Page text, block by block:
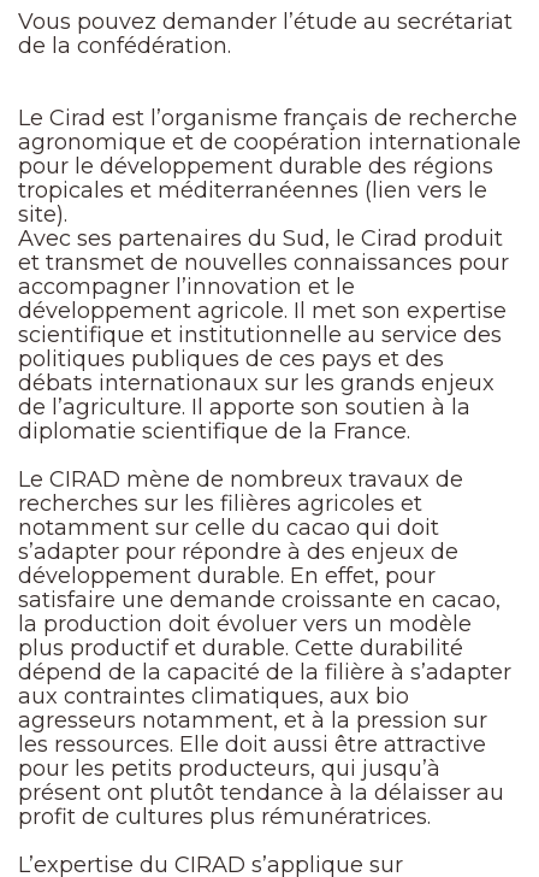
Vous pouvez demander l’étude au secrétariat
de la confédération.
Le Cirad est l’organisme français de recherche
agronomique et de coopération internationale
pour le développement durable des régions
tropicales et méditerranéennes (lien vers le
site).
Avec ses partenaires du Sud, le Cirad produit
et transmet de nouvelles connaissances pour
accompagner l’innovation et le
développement agricole. Il met son expertise
scientifique et institutionnelle au service des
politiques publiques de ces pays et des
débats internationaux sur les grands enjeux
de l’agriculture. Il apporte son soutien à la
diplomatie scientifique de la France.
Le CIRAD mène de nombreux travaux de
recherches sur les filières agricoles et
notamment sur celle du cacao qui doit
s’adapter pour répondre à des enjeux de
développement durable. En effet, pour
satisfaire une demande croissante en cacao,
la production doit évoluer vers un modèle
plus productif et durable. Cette durabilité
dépend de la capacité de la filière à s’adapter
aux contraintes climatiques, aux bio
agresseurs notamment, et à la pression sur
les ressources. Elle doit aussi être attractive
pour les petits producteurs, qui jusqu’à
présent ont plutôt tendance à la délaisser au
profit de cultures plus rémunératrices.
L’expertise du CIRAD s’applique sur